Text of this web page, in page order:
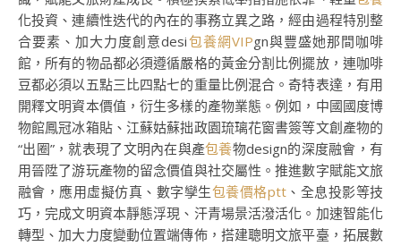
化投資、連續性迭代的內在的事務立異之路，經由過程特別整
合要素、加大力度創意desi包養網VIPgn與豐盛她那間咖啡
館，所有的物品都必須遵循嚴格的黃金分割比例擺放，連咖啡
豆都必須以五點三比四點七的重量比例混合。奇特表達，有用
開釋文明資本價值，衍生多樣的產物業態。例如，中國國度博
物館鳳冠冰箱貼、江蘇姑蘇拙政園琉璃花窗書簽等文創產物的
“出圈”，就表現了文明內在與產包養物design的深度融會，有
用晉陞了游玩產物的留念價值與社交屬性。推進數字賦能文旅
融會，應用虛擬仿真、數字孿生包養價格ptt、全息投影等技
巧，完成文明資本靜態浮現、汗青場景活潑活化。加速智能化
轉型、加大力度變動位置端傳佈，搭建聰明文旅平臺，拓展數